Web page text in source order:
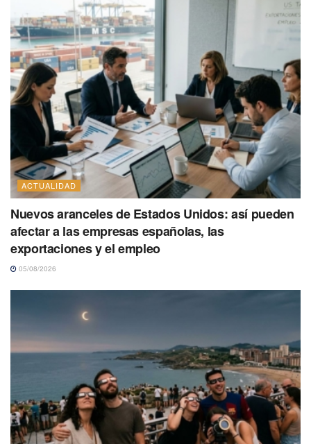
ACTUALIDAD
Nuevos aranceles de Estados Unidos: así pueden
afectar a las empresas españolas, las
exportaciones y el empleo
05/08/2026